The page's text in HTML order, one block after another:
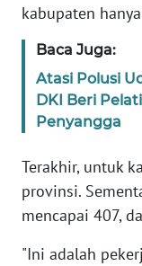
kabupaten
Baca Juga:
Atasi Polusi
DKI Beri
Penyangga
Terakhir, untuk
provinsi.
mencapai 407,
"Ini adalah
JAMBI
WN
SULTRA
WN
NTB
SULTENG